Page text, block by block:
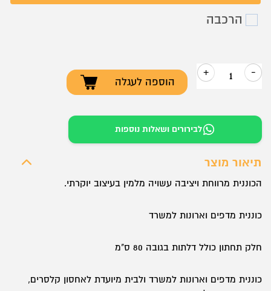
הרכבה
-
כמות
אחסון
דגם
+
הוספה לעגלה
לבירורים ושאלות נוספות
תיאור מוצר
הכוננית מרווחת ויציבה עשויה מלמין בעיצוב יוקרתי.
כוננית מדפים וארונות למשרד
חלק תחתון כולל דלתות בגובה 80 ס"מ
כוננית מדפים וארונות למשרד ולבית מיועדת לאחסון קלסרים,